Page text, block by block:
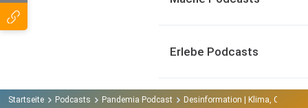
Erlebe Podcasts
Startseite Podcasts Pandemia Podcast Desinformation | Klima, Covid